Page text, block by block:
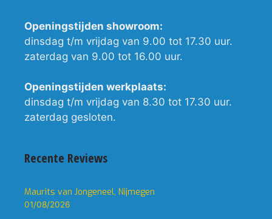
Openingstijden showroom:
dinsdag t/m vrijdag van 9.00 tot 17.30 uur.
zaterdag van 9.00 tot 16.00 uur.
Openingstijden werkplaats:
dinsdag t/m vrijdag van 8.30 tot 17.30 uur.
zaterdag gesloten.
Recente Reviews
Maurits van Jongeneel, Nijmegen
01/08/2026